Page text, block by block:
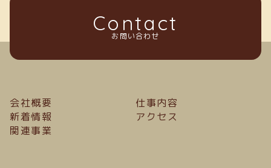
Contact
お問い合わせ
会社概要
仕事内容
新着情報
アクセス
関連事業